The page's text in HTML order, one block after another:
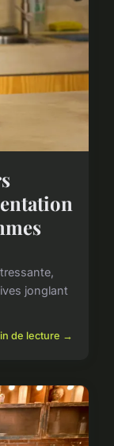
jonglant
de lecture →